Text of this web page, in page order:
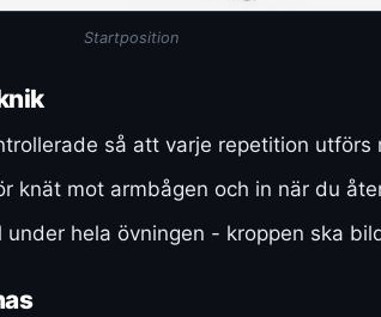
Startposition
så att varje repetition utförs
knät mot armbågen och in när du
under hela övningen - kroppen ska